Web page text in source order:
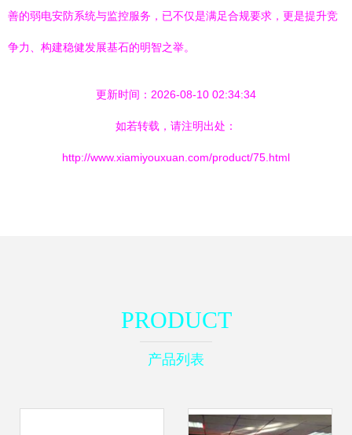
善的弱电安防系统与监控服务，已不仅是满足合规要求，更是提升竞
争力、构建稳健发展基石的明智之举。
更新时间：2026-08-10 02:34:34
如若转载，请注明出处：
http://www.xiamiyouxuan.com/product/75.html
PRODUCT
产品列表